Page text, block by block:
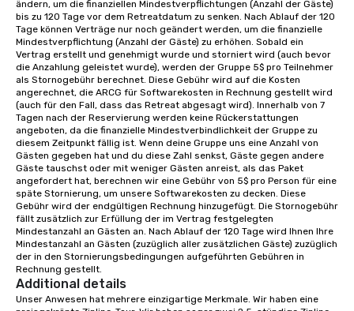
meeting room we have a number of
different rooms that are available,
from boardrooms to large venues. We
have cozy lodging options ranging
anywhere from cabins to cottages.
Wake up under the canopy in a
forested paradise at whatever level
of creature comfort your team
prefers. Call or email us today to plan
your retreat!
ändern, um die finanziellen Mindestverpflichtungen (Anzahl der Gäste)
bis zu 120 Tage vor dem Retreatdatum zu senken. Nach Ablauf der 120
Tage können Verträge nur noch geändert werden, um die finanzielle
Mindestverpflichtung (Anzahl der Gäste) zu erhöhen. Sobald ein
Vertrag erstellt und genehmigt wurde und storniert wird (auch bevor
die Anzahlung geleistet wurde), werden der Gruppe 5$ pro Teilnehmer
als Stornogebühr berechnet. Diese Gebühr wird auf die Kosten
angerechnet, die ARCG für Softwarekosten in Rechnung gestellt wird
(auch für den Fall, dass das Retreat abgesagt wird). Innerhalb von 7
Tagen nach der Reservierung werden keine Rückerstattungen
angeboten, da die finanzielle Mindestverbindlichkeit der Gruppe zu
diesem Zeitpunkt fällig ist. Wenn deine Gruppe uns eine Anzahl von
Gästen gegeben hat und du diese Zahl senkst, Gäste gegen andere
Gäste tauschst oder mit weniger Gästen anreist, als das Paket
angefordert hat, berechnen wir eine Gebühr von 5$ pro Person für eine
späte Stornierung, um unsere Softwarekosten zu decken. Diese
Gebühr wird der endgültigen Rechnung hinzugefügt. Die Stornogebühr
fällt zusätzlich zur Erfüllung der im Vertrag festgelegten
Mindestanzahl an Gästen an. Nach Ablauf der 120 Tage wird Ihnen Ihre
Mindestanzahl an Gästen (zuzüglich aller zusätzlichen Gäste) zuzüglich
der in den Stornierungsbedingungen aufgeführten Gebühren in
Rechnung gestellt.
Additional details
Unser Anwesen hat mehrere einzigartige Merkmale. Wir haben eine